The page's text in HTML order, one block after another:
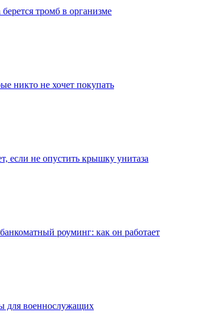
берется тромб в организме
никто не хочет покупать
если не опустить крышку унитаза
роуминг: как он работает
для военнослужащих